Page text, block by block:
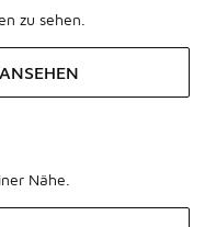
zu sehen.
Nähe.